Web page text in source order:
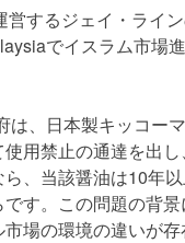
営するジェイ・ライ
でイスラム市場
は、日本製キッコー
用禁止の通達を出
、当該醤油は10年
す。この問題の背
場の環境の違いが存